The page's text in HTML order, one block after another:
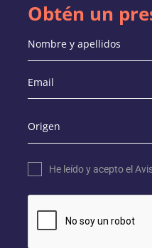
Obtén un
He leído y acepto el